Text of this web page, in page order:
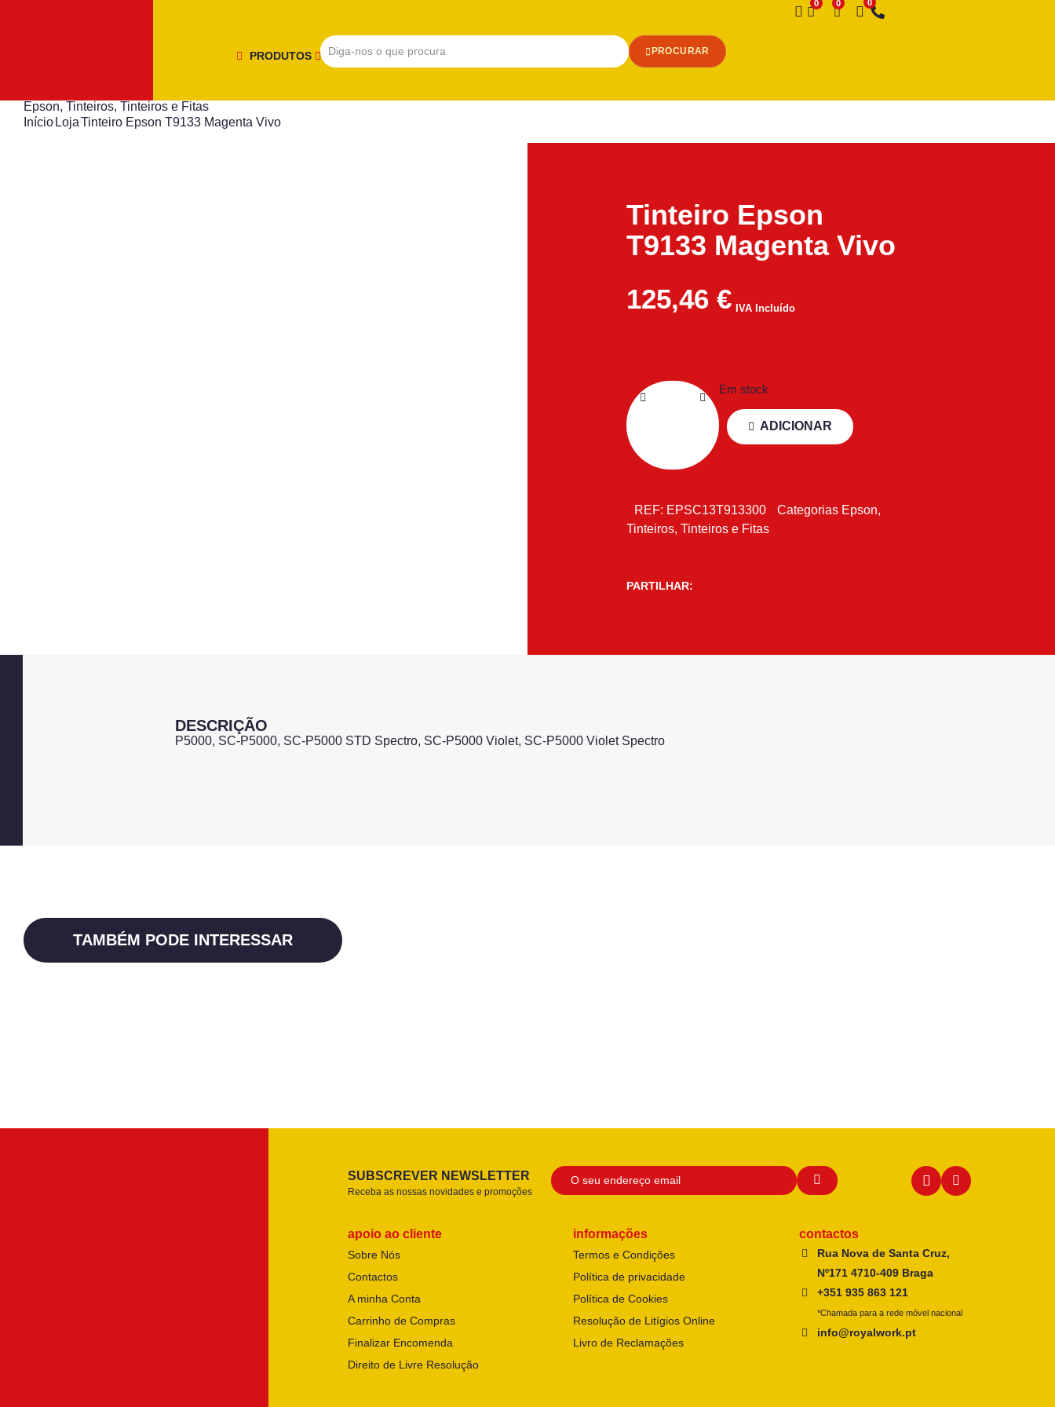
PRODUTOS PROCURAR
Desejo
Epson, Tinteiros, Tinteiros e Fitas
Início LojaTinteiro Epson T9133 Magenta Vivo
Tinteiro Epson
T9133 Magenta Vivo
125,46 € IVA Incluído
Em stock
ADICIONAR
REF: EPSC13T913300 Categorias Epson,
Tinteiros, Tinteiros e Fitas
PARTILHAR:
DESCRIÇÃO
P5000, SC-P5000, SC-P5000 STD Spectro, SC-P5000 Violet, SC-P5000 Violet Spectro
TAMBÉM PODE INTERESSAR
SUBSCREVER NEWSLETTER
Receba as nossas novidades e promoções
apoio ao cliente
Sobre Nós
Contactos
A minha Conta
Carrinho de Compras
Finalizar Encomenda
Direito de Livre Resolução
informações
Termos e Condições
Política de privacidade
Política de Cookies
Resolução de Litígios Online
Livro de Reclamações
contactos
Rua Nova de Santa Cruz,
Nº171 4710-409 Braga
+351 935 863 121
*Chamada para a rede móvel nacional
info@royalwork.pt